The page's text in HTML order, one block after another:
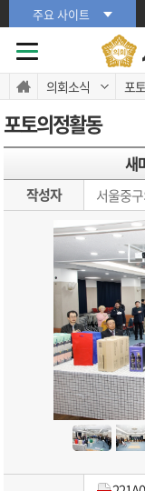
본문바로가기
본문바로가기
주요 사이트
의회소식 포
포토의정활동
새
작성자 서울중